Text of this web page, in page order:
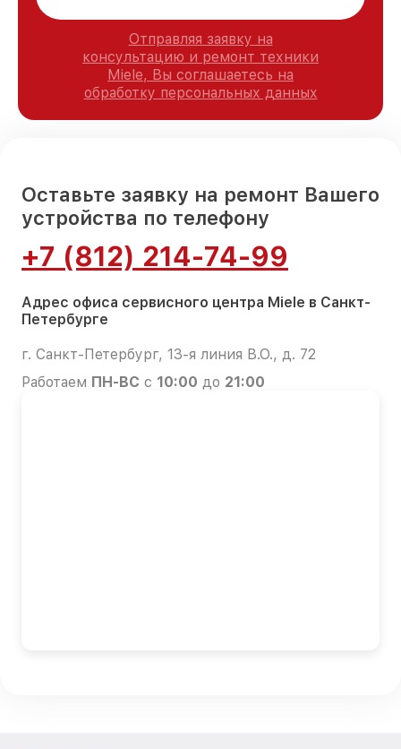
Отправляя заявку на
консультацию и ремонт техники
Miele, Вы соглашаетесь на
обработку персональных данных
Оставьте заявку на ремонт Вашего
устройства по телефону
+7 (812) 214-74-99
Адрес офиса сервисного центра Miele в Санкт-
Петербурге
г. Санкт-Петербург, 13-я линия В.О., д. 72
Работаем ПН-ВС с 10:00 до 21:00